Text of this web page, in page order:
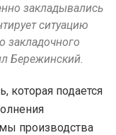
закладывались
ситуацию
закладочного
Бережинский.
которая подается
производства